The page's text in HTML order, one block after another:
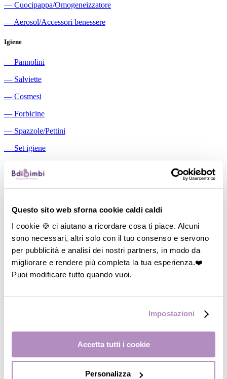
Questo sito web sforna cookie caldi caldi
I cookie 🍪 ci aiutano a ricordare cosa ti piace. Alcuni
sono necessari, altri solo con il tuo consenso e servono
per pubblicità e analisi dei nostri partners, in modo da
migliorare e rendere più completa la tua esperienza.❤️
Puoi modificare tutto quando vuoi.
Impostazioni
Accetta tutti i cookie
Personalizza
― Cuocipappa/Omogeneizzatore
― Aerosol/Accessori benessere
Igiene
― Pannolini
― Salviette
― Cosmesi
― Forbicine
― Spazzole/Pettini
― Set igiene
Aspiratori nasali manuali
―
Cuscini allattamento
―Biberon
―
Tettarelle
―Succhietti
Conservalatte Materno
―Massaggiagengive